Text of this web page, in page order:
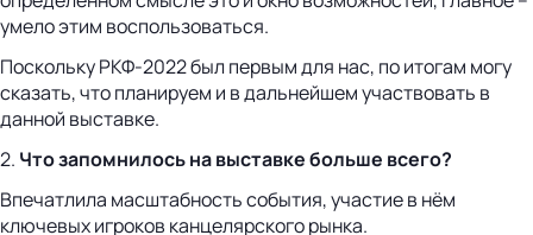
умело этим воспользоваться.
Поскольку РКФ-2022 был первым для нас, по итогам могу
сказать, что планируем и в дальнейшем участвовать в
данной выставке.
2. Что запомнилось на выставке больше всего?
Впечатлила масштабность события, участие в нём
ключевых игроков канцелярского рынка.